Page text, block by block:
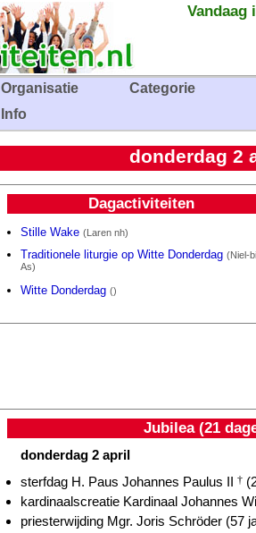
Vandaag
Organisatie
Categorie
Info
donderdag 2
Dagactiviteiten
Stille Wake (Laren nh)
Traditionele liturgie op Witte Donderdag (Niel-
As)
Witte Donderdag ()
Jubilea (21
donderdag 2 april
sterfdag H. Paus Johannes Paulus II †
kardinaalscreatie Kardinaal Johannes
priesterwijding Mgr. Joris Schröder (57